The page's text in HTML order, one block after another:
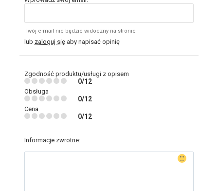
Twój e-mail nie będzie widoczny na stronie
lub zaloguj się aby napisać opinię
Zgodność produktu/usługi z opisem
0/12
Obsługa
0/12
Cena
0/12
Informacje zwrotne: